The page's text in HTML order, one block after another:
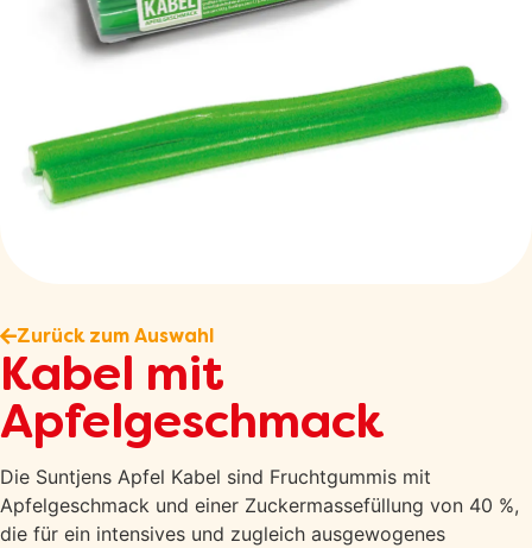
Zurück zum Auswahl
Kabel mit
Apfelgeschmack
Die Suntjens Apfel Kabel sind Fruchtgummis mit
Apfelgeschmack und einer Zuckermassefüllung von 40 %,
die für ein intensives und zugleich ausgewogenes